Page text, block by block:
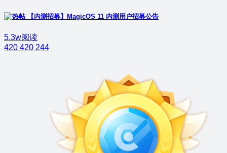
【内测招募】MagicOS 11 内测用户招募公告
5.3w阅读
420 420 244